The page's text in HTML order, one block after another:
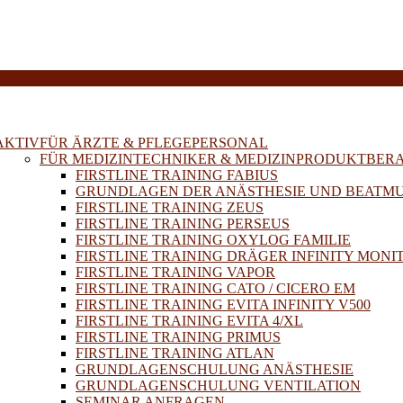
FÜR ÄRZTE & PFLEGEPERSONAL
FÜR MEDIZINTECHNIKER &
FIRSTLINE TRAINING FABIUS
GRUNDLAGEN DER ANÄSTHESIE UND
FIRSTLINE TRAINING ZEUS
FIRSTLINE TRAINING PERSEUS
FIRSTLINE TRAINING OXYLOG FAMILIE
FIRSTLINE TRAINING DRÄGER INFINITY
FIRSTLINE TRAINING VAPOR
FIRSTLINE TRAINING CATO / CICERO EM
FIRSTLINE TRAINING EVITA INFINITY V500
FIRSTLINE TRAINING EVITA 4/XL
FIRSTLINE TRAINING PRIMUS
FIRSTLINE TRAINING ATLAN
GRUNDLAGENSCHULUNG ANÄSTHESIE
GRUNDLAGENSCHULUNG VENTILATION